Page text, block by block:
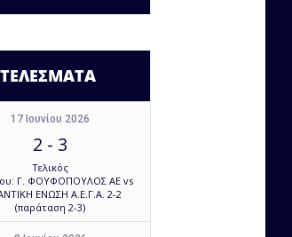
17 Ιουνίου 2026
2 - 3
Τελικός
Γ. ΦΟΥΦΟΠΟΥΛΟΣ ΑΕ vs
ΕΝΩΣΗ Α.Ε.Γ.Α. 2-2
(παράταση 2-3)